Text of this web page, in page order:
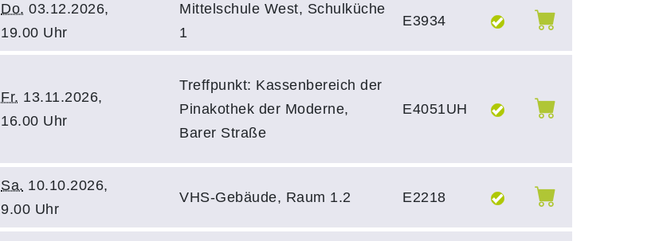
Do. 03.12.2026,
19.00 Uhr
Mittelschule West, Schulküche
1
E3934
Fr. 13.11.2026,
16.00 Uhr
Treffpunkt: Kassenbereich der
Pinakothek der Moderne,
Barer Straße
E4051UH
Sa. 10.10.2026,
9.00 Uhr
VHS-Gebäude, Raum 1.2 E2218